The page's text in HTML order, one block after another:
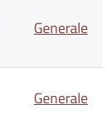
Generale
Generale